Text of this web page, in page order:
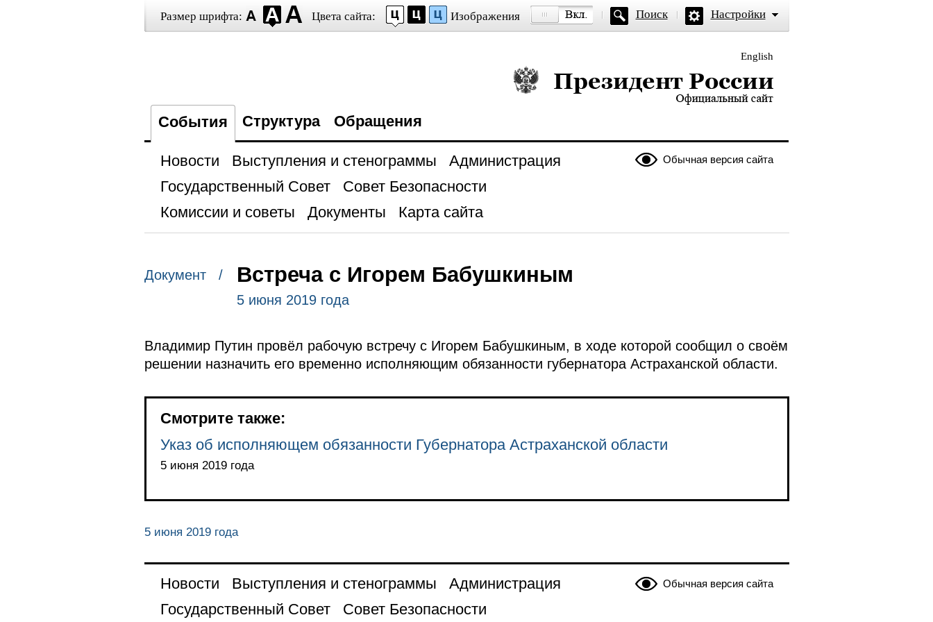
Размер шрифта: Цвета сайта: Изображения Поиск Настройки
English
Президент России — официальный сайт
События Структура Обращения
Обычная версия сайта
Новости Выступления и стенограммы
Администрация
Государственный Совет
Совет Безопасности
Комиссии и советы
Документы Карта сайта
Документ / Встреча с Игорем Бабушкиным
5 июня 2019 года
Владимир Путин провёл рабочую встречу с Игорем Бабушкиным, в ходе которой сообщил о своём
решении назначить его временно исполняющим обязанности губернатора Астраханской области.
Смотрите также:
Указ об исполняющем обязанности Губернатора Астраханской области
5 июня 2019 года
5 июня 2019 года
Обычная версия сайта
Новости Выступления и стенограммы
Администрация
Государственный Совет
Совет Безопасности